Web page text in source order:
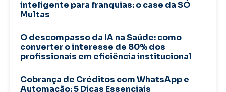
inteligente para franquias: o case da SÓ
Multas
O descompasso da IA na Saúde: como
converter o interesse de 80% dos
profissionais em eficiência institucional
Cobrança de Créditos com WhatsApp e
Automação: 5 Dicas Essenciais